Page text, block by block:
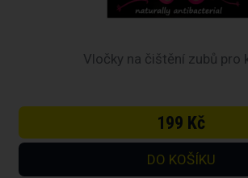
Vločky na čištění zubů pro
199 Kč